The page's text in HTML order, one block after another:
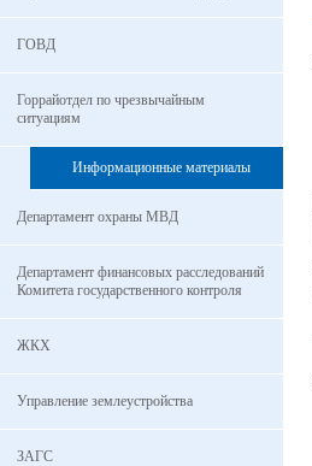
ГОВД
Горрайотдел по чрезвычайным
ситуациям
Информационные материалы
Департамент охраны МВД
Департамент финансовых расследований
Комитета государственного контроля
ЖКХ
Управление землеустройства
ЗАГС